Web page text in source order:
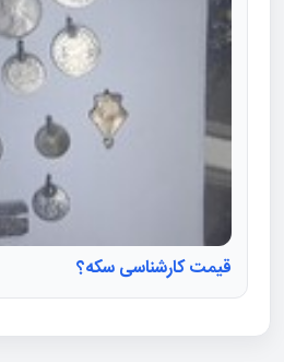
قیمت کارشناسی سکه؟